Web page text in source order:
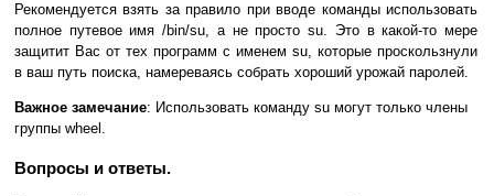
Рекомендуется взять за правило при вводе команды использовать
полное путевое имя /bin/su, а не просто su. Это в какой-то мере
защитит Вас от тех программ с именем su, которые проскользнули
в ваш путь поиска, намереваясь собрать хороший урожай паролей.
Важное замечание: Использовать команду su могут только члены
группы wheel.
Вопросы и ответы.